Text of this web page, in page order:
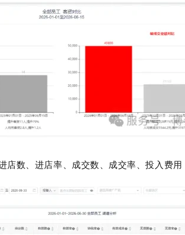
数、进店率、成交数、成交率、投入费用